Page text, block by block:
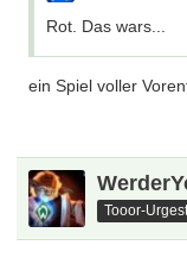
Rot. Das wars...
ein Spiel voller
Tooor-